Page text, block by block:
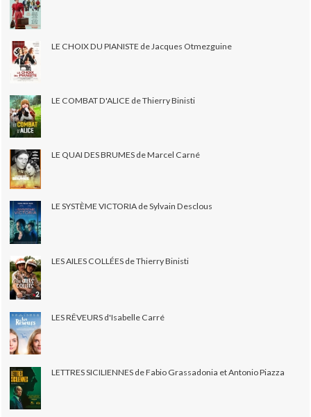
LE CHOIX DU PIANISTE de Jacques Otmezguine
LE COMBAT D'ALICE de Thierry Binisti
LE QUAI DES BRUMES de Marcel Carné
LE SYSTÈME VICTORIA de Sylvain Desclous
LES AILES COLLÉES de Thierry Binisti
LES RÊVEURS d'Isabelle Carré
LETTRES SICILIENNES de Fabio Grassadonia et Antonio Piazza